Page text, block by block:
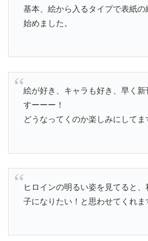
基本、絵から入るタイプで表紙の
始めました。
絵が好き、キャラも好き、早く
すーーー！
どうなってくのか楽しみにしてま
ヒロインの明るい姿を見てると
子になりたい！と思わせてくれま